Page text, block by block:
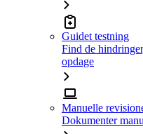
Guidet testning
Find de
opdage
Manuelle
Dokumenter